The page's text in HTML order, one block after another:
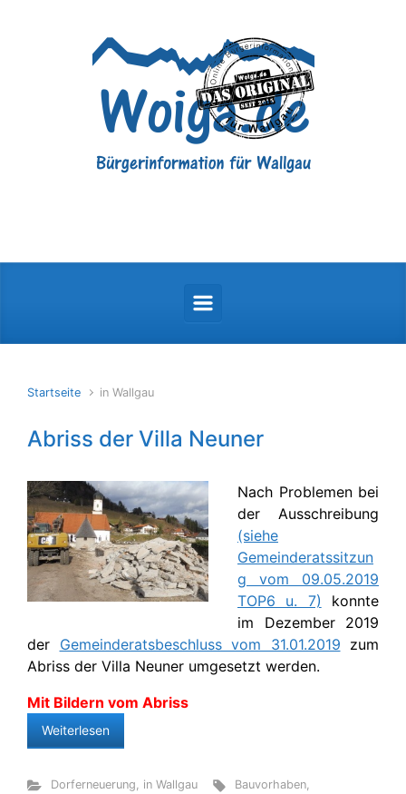
Startseite in Wallgau
Abriss der Villa Neuner
Nach Problemen bei
der Ausschreibung
(siehe
Gemeinderatssitzun
g vom 09.05.2019
TOP6 u. 7) konnte
im Dezember 2019
der Gemeinderatsbeschluss vom 31.01.2019 zum
Abriss der Villa Neuner umgesetzt werden.
Mit Bildern vom Abriss
Weiterlesen
Dorferneuerung, in Wallgau Bauvorhaben,